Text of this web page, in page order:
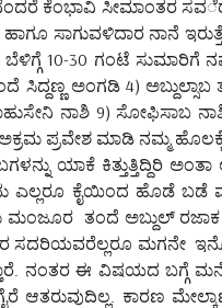
ಕೆಂಭಾವಿ ಸೀಮಾಂತರ
ಸಾಗುವಳಿದಾರ ನಾನೆ
ಬೆಳಿಗ್ಗೆ 10-30 ಗಂಟೆ
ಸಿದ್ದಣ್ಣ ಅಂಗಡಿ 4)
ನಾಶಿ 9) ಸೋಫಿಸಾಬ
ಪ್ರವೇಶ ಮಾಡಿ ನಮ್ಮ
ಯಾಕೆ ಕಿತ್ತುತ್ತಿದ್ದಿರಿ
ಎಲ್ಲರೂ ಕೈಯಿಂದ ಹೊಡೆ ಬಡೆ
ಮಂಜೂರ ತಂದೆ ಅಬ್ದುಲ್
ಸದರಿಯವರೆಲ್ಲರೂ ಮಗನೇ
ನಂತರ ಈ ವಿಷಯದ ಬಗ್ಗೆ
ಕಾರಣ